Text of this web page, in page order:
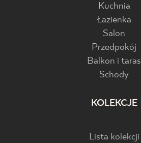
Kuchnia
Łazienka
Salon
Przedpokój
Balkon i taras
Schody
KOLEKCJE
Lista kolekcji